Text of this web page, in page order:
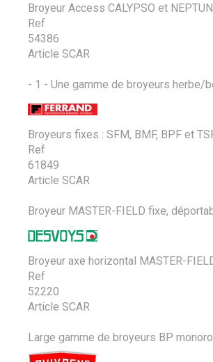
Broyeur Access CALYPSO et
Ref
54386
Article SCAR
- 1 - Une gamme de broyeurs herbe/
Broyeurs fixes : SFM, BMF, BPF et
Ref
61849
Article SCAR
Broyeur MASTER-FIELD fixe,
Broyeur axe horizontal MASTER-
Ref
52220
Article SCAR
Large gamme de broyeurs BP